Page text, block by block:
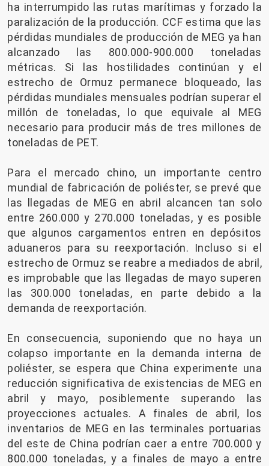
ha interrumpido las rutas marítimas y forzado la
paralización de la producción. CCF estima que las
pérdidas mundiales de producción de MEG ya han
alcanzado las 800.000-900.000 toneladas
métricas. Si las hostilidades continúan y el
estrecho de Ormuz permanece bloqueado, las
pérdidas mundiales mensuales podrían superar el
millón de toneladas, lo que equivale al MEG
necesario para producir más de tres millones de
toneladas de PET.
Para el mercado chino, un importante centro
mundial de fabricación de poliéster, se prevé que
las llegadas de MEG en abril alcancen tan solo
entre 260.000 y 270.000 toneladas, y es posible
que algunos cargamentos entren en depósitos
aduaneros para su reexportación. Incluso si el
estrecho de Ormuz se reabre a mediados de abril,
es improbable que las llegadas de mayo superen
las 300.000 toneladas, en parte debido a la
demanda de reexportación.
En consecuencia, suponiendo que no haya un
colapso importante en la demanda interna de
poliéster, se espera que China experimente una
reducción significativa de existencias de MEG en
abril y mayo, posiblemente superando las
proyecciones actuales. A finales de abril, los
inventarios de MEG en las terminales portuarias
del este de China podrían caer a entre 700.000 y
800.000 toneladas, y a finales de mayo a entre